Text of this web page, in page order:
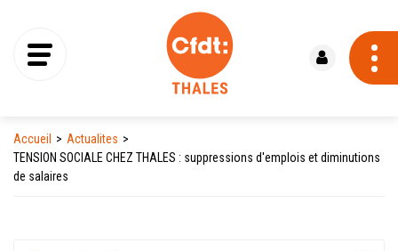
Accueil
Actualites
TENSION SOCIALE CHEZ THALES : suppressions d'emplois et diminutions
de salaires